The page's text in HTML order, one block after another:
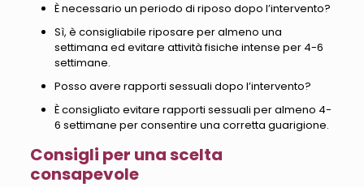
È necessario un periodo di riposo dopo l’intervento?
Sì, è consigliabile riposare per almeno una
settimana ed evitare attività fisiche intense per 4-6
settimane.
Posso avere rapporti sessuali dopo l’intervento?
È consigliato evitare rapporti sessuali per almeno 4-
6 settimane per consentire una corretta guarigione.
Consigli per una scelta
consapevole